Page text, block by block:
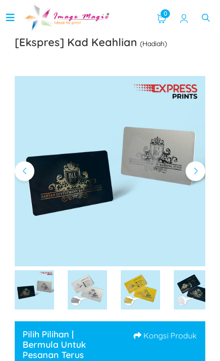
0
[Ekspres] Kad Keahlian (Hadiah)
Pilih Pilihan |
Bermula Untuk
Pesanan Terus
Kongsi Produk